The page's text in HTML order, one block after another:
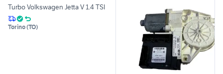
Turbo Volkswagen Jetta V 1.4 TSI
Torino(TO)